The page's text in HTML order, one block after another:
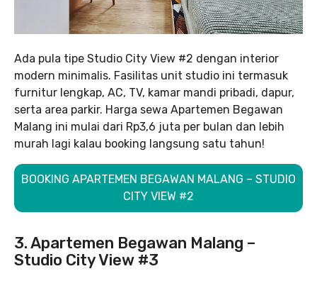
Ada pula tipe Studio City View #2 dengan interior
modern minimalis. Fasilitas unit studio ini termasuk
furnitur lengkap, AC, TV, kamar mandi pribadi, dapur,
serta area parkir. Harga sewa Apartemen Begawan
Malang ini mulai dari Rp3,6 juta per bulan dan lebih
murah lagi kalau booking langsung satu tahun!
BOOKING APARTEMEN BEGAWAN MALANG – STUDIO
CITY VIEW #2
3. Apartemen Begawan Malang –
Studio City View #3